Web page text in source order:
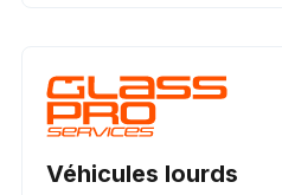
Véhicules lourds